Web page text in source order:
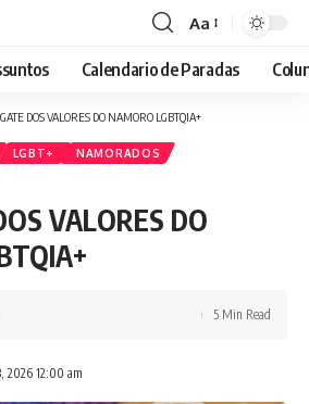
Font
Resizer
Aa
Calendario de Paradas
DOS VALORES DO NAMORO LGBTQIA+
LGBT+
NAMORADOS
VALORES DO
2026 12:00 am
5 Min Read